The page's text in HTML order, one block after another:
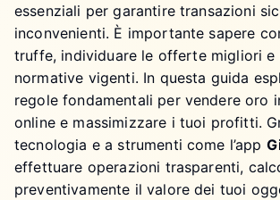
essenziali per garantire transazioni
inconvenienti. È importante sapere
truffe, individuare le offerte migliori e
normative vigenti. In questa guida
regole fondamentali per vendere oro
online e massimizzare i tuoi profitti.
tecnologia e a strumenti come l’app
effettuare operazioni trasparenti,
preventivamente il valore dei tuoi